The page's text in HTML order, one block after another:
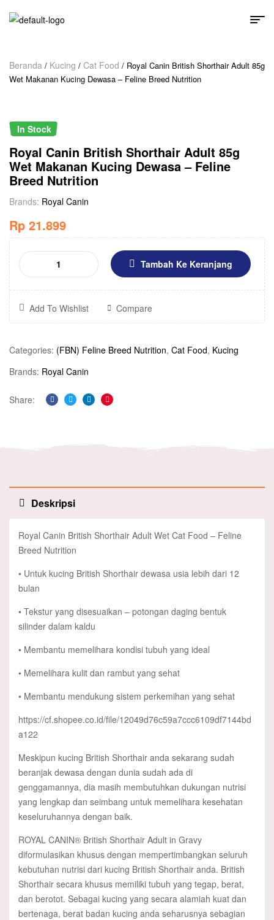
Beranda / Kucing / Cat Food / Royal Canin British Shorthair Adult 85g
Wet Makanan Kucing Dewasa – Feline Breed Nutrition
In Stock
Royal Canin British Shorthair Adult 85g
Wet Makanan Kucing Dewasa – Feline
Breed Nutrition
Brands: Royal Canin
Rp 21.899
Tambah Ke Keranjang
Add To Wishlist Compare
Categories: (FBN) Feline Breed Nutrition, Cat Food, Kucing
Brands: Royal Canin
Share:
Facebook
TwitterLinkedinPinterest
Deskripsi
Royal Canin British Shorthair Adult Wet Cat Food – Feline
Breed Nutrition
• Untuk kucing British Shorthair dewasa usia lebih dari 12
bulan
• Tekstur yang disesuaikan – potongan daging bentuk
silinder dalam kaldu
• Membantu memelihara kondisi tubuh yang ideal
• Memelihara kulit dan rambut yang sehat
• Membantu mendukung sistem perkemihan yang sehat
https://cf.shopee.co.id/file/12049d76c59a7ccc6109df7144bd
a122
Meskipun kucing British Shorthair anda sekarang sudah
beranjak dewasa dengan dunia sudah ada di
genggamannya, dia masih membutuhkan dukungan nutrisi
yang lengkap dan seimbang untuk memelihara kesehatan
keseluruhannya dengan baik.
ROYAL CANIN® British Shorthair Adult in Gravy
diformulasikan khusus dengan mempertimbangkan seluruh
kebutuhan nutrisi dari kucing British Shorthair anda. British
Shorthair secara khusus memiliki tubuh yang tegap, berat,
dan berotot. Sebagai kucing yang secara alamiah kuat dan
bertenaga, berat badan kucing anda seharusnya sebagian